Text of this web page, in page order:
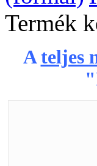
Termék
Ateljes